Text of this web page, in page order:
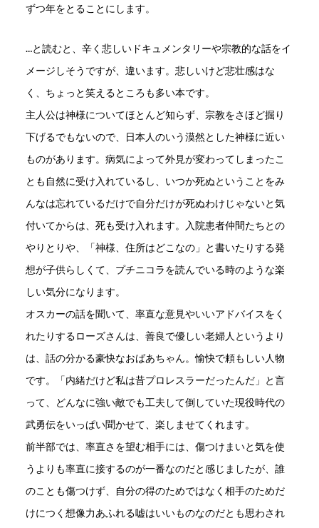
ずつ年をとることにします。
…と読むと、辛く悲しいドキュメンタリーや宗教的な話をイ
メージしそうですが、違います。悲しいけど悲壮感はな
く、ちょっと笑えるところも多い本です。
主人公は神様についてほとんど知らず、宗教をさほど掘り
下げるでもないので、日本人のいう漠然とした神様に近い
ものがあります。病気によって外見が変わってしまったこ
とも自然に受け入れているし、いつか死ぬということをみ
んなは忘れているだけで自分だけが死ぬわけじゃないと気
付いてからは、死も受け入れます。入院患者仲間たちとの
やりとりや、「神様、住所はどこなの」と書いたりする発
想が子供らしくて、プチニコラを読んでいる時のような楽
しい気分になります。
オスカーの話を聞いて、率直な意見やいいアドバイスをく
れたりするローズさんは、善良で優しい老婦人というより
は、話の分かる豪快なおばあちゃん。愉快で頼もしい人物
です。「内緒だけど私は昔プロレスラーだったんだ」と言
って、どんなに強い敵でも工夫して倒していた現役時代の
武勇伝をいっぱい聞かせて、楽しませてくれます。
前半部では、率直さを望む相手には、傷つけまいと気を使
うよりも率直に接するのが一番なのだと感じましたが、誰
のことも傷つけず、自分の得のためではなく相手のためだ
けにつく想像力あふれる嘘はいいものなのだとも思わされ